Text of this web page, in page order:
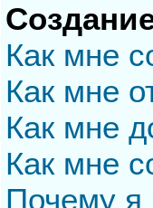
Как мне
Как мне
Как мне
Как мне
Почему я